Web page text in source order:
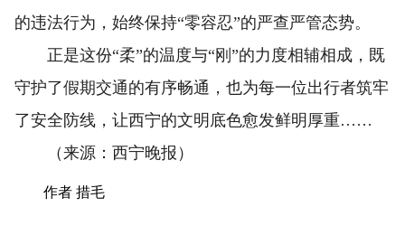
的违法行为，始终保持“零容忍”的严查严管态势。
正是这份“柔”的温度与“刚”的力度相辅相成，既
守护了假期交通的有序畅通，也为每一位出行者筑牢
了安全防线，让西宁的文明底色愈发鲜明厚重……
（来源：西宁晚报）
作者 措毛